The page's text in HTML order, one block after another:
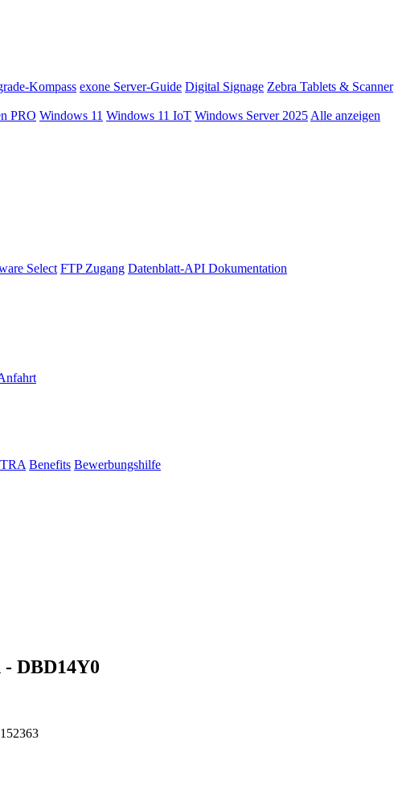
Kompass exone Server-Guide Digital Signage Zebra Tablets & Scanner
PRO Windows 11 Windows 11 IoT Windows Server 2025 Alle anzeigen
Select FTP Zugang Datenblatt-API Dokumentation
Benefits Bewerbungshilfe
DBD14Y0